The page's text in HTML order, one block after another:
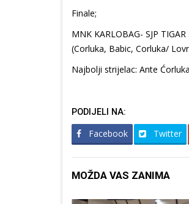
Finale;
MNK KARLOBAG- SJP TIGAR
(Corluka, Babic, Corluka/
Najbolji strijelac: Ante
PODIJELI NA:
Facebook Twitter
MOŽDA VAS ZANIMA